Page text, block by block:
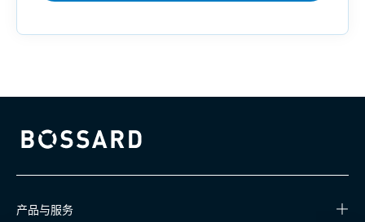
Bossard homepage
产品与服务